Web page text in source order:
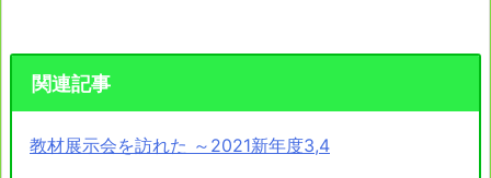
関連記事
教材展示会を訪れた ～2021新年度3,4